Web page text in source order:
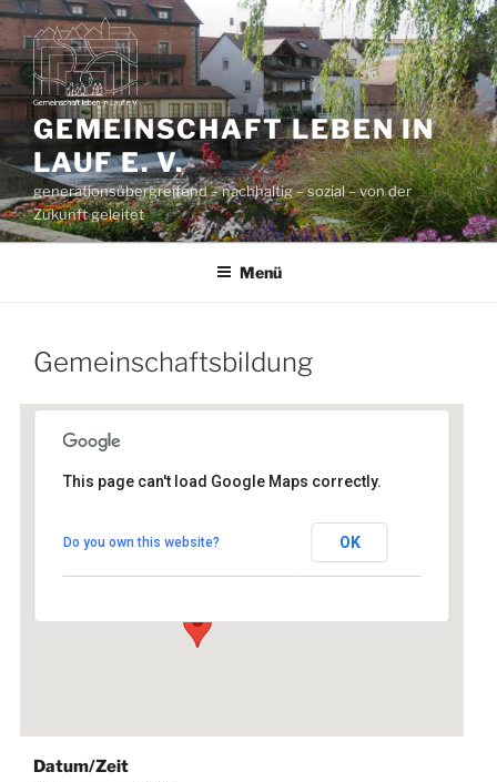
Zum
Inhalt
springen
GEMEINSCHAFT LEBEN IN
LAUF E. V.
generationsübergreifend – nachhaltig – sozial – von der
Zukunft geleitet
Menü
Gemeinschaftsbildung
Seminarraum
Johannisstraße 1 - Lauf an der Pegnitz
This page can't load Google Maps correctly.
Do you own this website? OK
Datum/Zeit